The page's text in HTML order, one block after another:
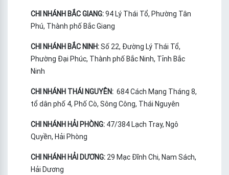
CHI NHÁNH BẮC GIANG:94 Lý Thái Tổ, Phường Tân
Phú, Thành phố Bắc Giang
CHI NHÁNH BẮC NINH:Số 22, Đường Lý Thái Tổ,
Phường Đại Phúc, Thành phố Bắc Ninh, Tỉnh Bắc
Ninh
CHI NHÁNH THÁI NGUYÊN: 684 Cách Mạng Tháng 8,
tổ dân phố 4, Phố Cò, Sông Công, Thái Nguyên
CHI NHÁNH HẢI PHÒNG: 47/384 Lạch Tray, Ngô
Quyền, Hải Phòng
CHI NHÁNH HẢI DƯƠNG: 29 Mạc Đĩnh Chi, Nam Sách,
Hải Dương